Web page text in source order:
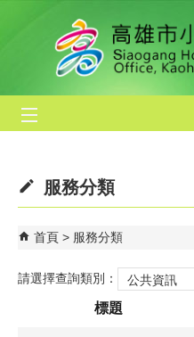
跳到主要內容區塊
服務分類
首頁 服務分類
請選擇查詢類別：
標題